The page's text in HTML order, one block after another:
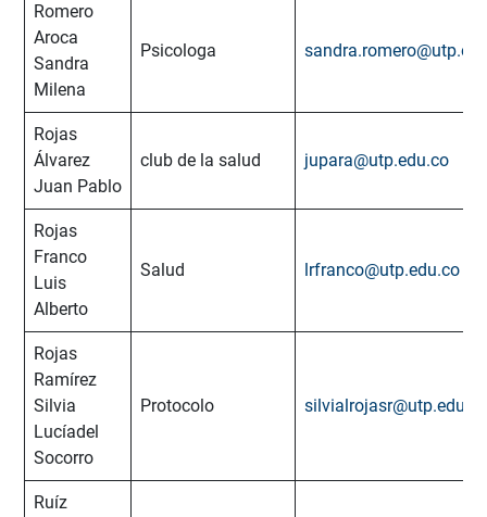
Romero
Aroca
Sandra
Milena
Psicologa
Rojas
Álvarez
Juan Pablo
club de la salud jupara@utp.edu.co
Rojas
Franco
Luis
Alberto
Salud lrfranco@utp.edu.co
Rojas
Ramírez
Silvia
Lucíadel
Socorro
Protocolo silvialrojasr@utp.edu.co
Ruíz